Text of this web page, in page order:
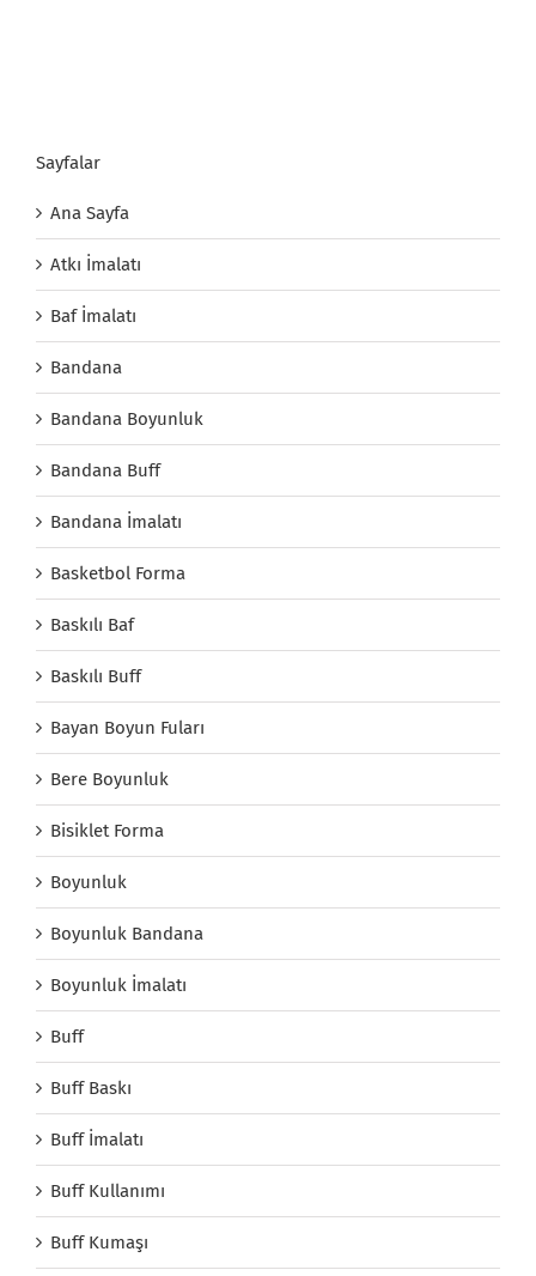
Sayfalar
Ana Sayfa
Atkı İmalatı
Baf İmalatı
Bandana
Bandana Boyunluk
Bandana Buff
Bandana İmalatı
Basketbol Forma
Baskılı Baf
Baskılı Buff
Bayan Boyun Fuları
Bere Boyunluk
Bisiklet Forma
Boyunluk
Boyunluk Bandana
Boyunluk İmalatı
Buff
Buff Baskı
Buff İmalatı
Buff Kullanımı
Buff Kumaşı